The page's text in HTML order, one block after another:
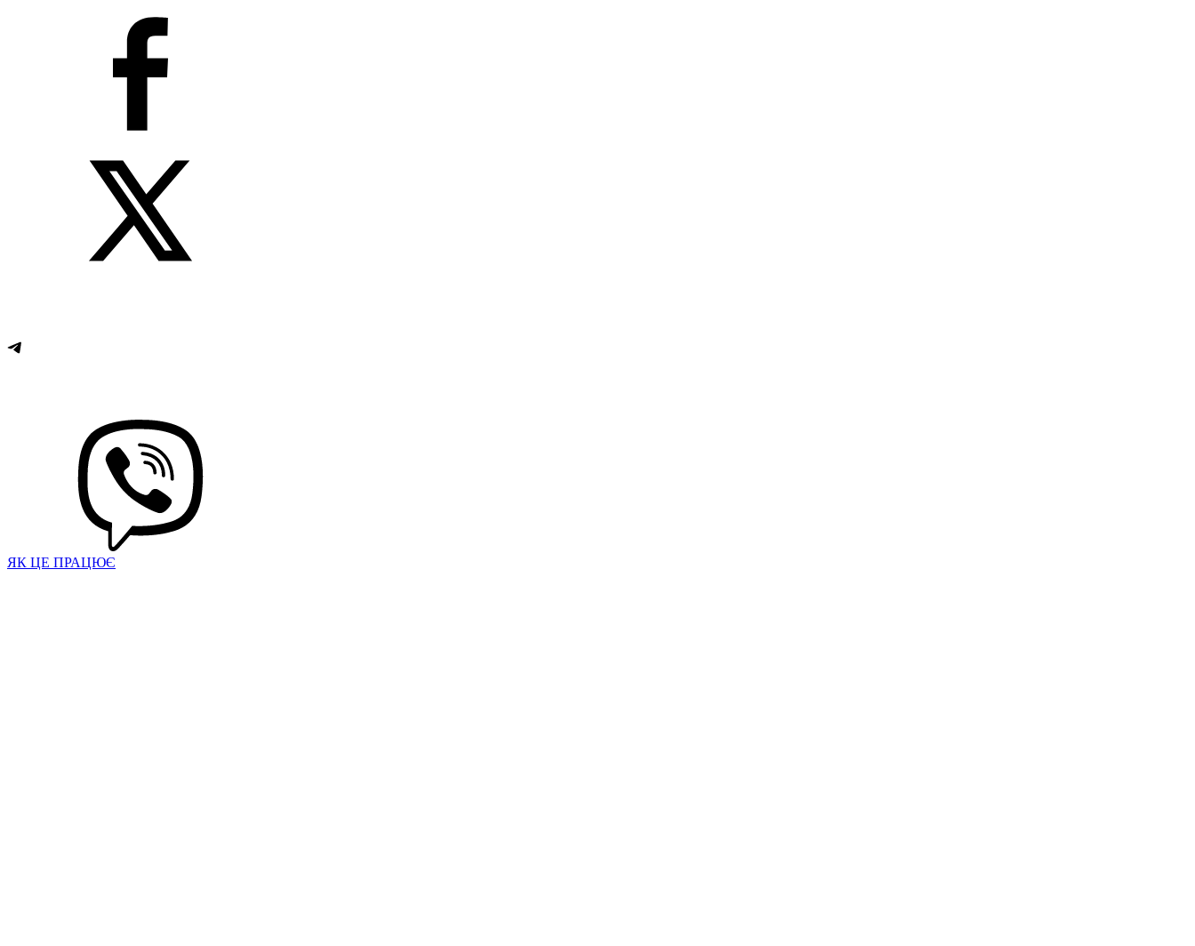
ЯК ЦЕ ПРАЦЮЄ